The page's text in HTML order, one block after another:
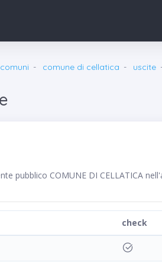
comuni comune di cellatica uscite
pubblico COMUNE DI CELLATICA
check